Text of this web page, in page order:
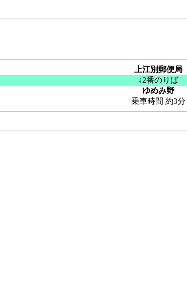
上江別郵便局
↓2番のりば
ゆめみ野
乗車時間 約3分